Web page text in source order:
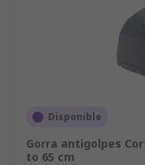
Disponible
Gorra antigolpes
to 65 cm